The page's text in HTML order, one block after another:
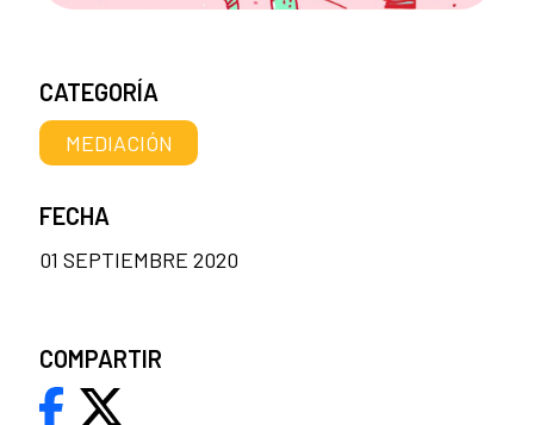
CATEGORÍA
MEDIACIÓN
FECHA
01 SEPTIEMBRE 2020
COMPARTIR